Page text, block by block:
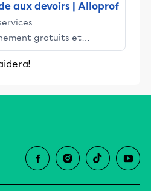
aux devoirs | Alloprof
gratuits et
engage les élèves
dans la réussite